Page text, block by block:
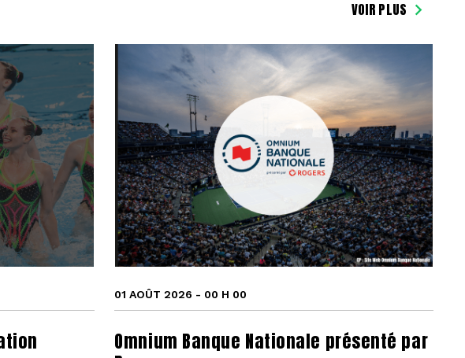
VOIR PLUS
01 AOÛT 2026 - 00 H 00
Omnium Banque Nationale présenté par